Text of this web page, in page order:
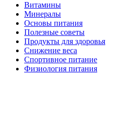
Витамины
Минералы
Основы питания
Полезные советы
Продукты для здоровья
Снижение веса
Спортивное питание
Физиология питания